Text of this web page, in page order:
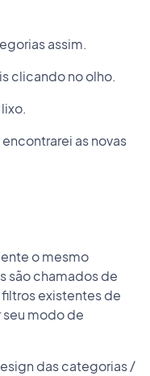
assim.
clicando no olho.
as novas
o mesmo
são chamados de
existentes de
modo de
das categorias /